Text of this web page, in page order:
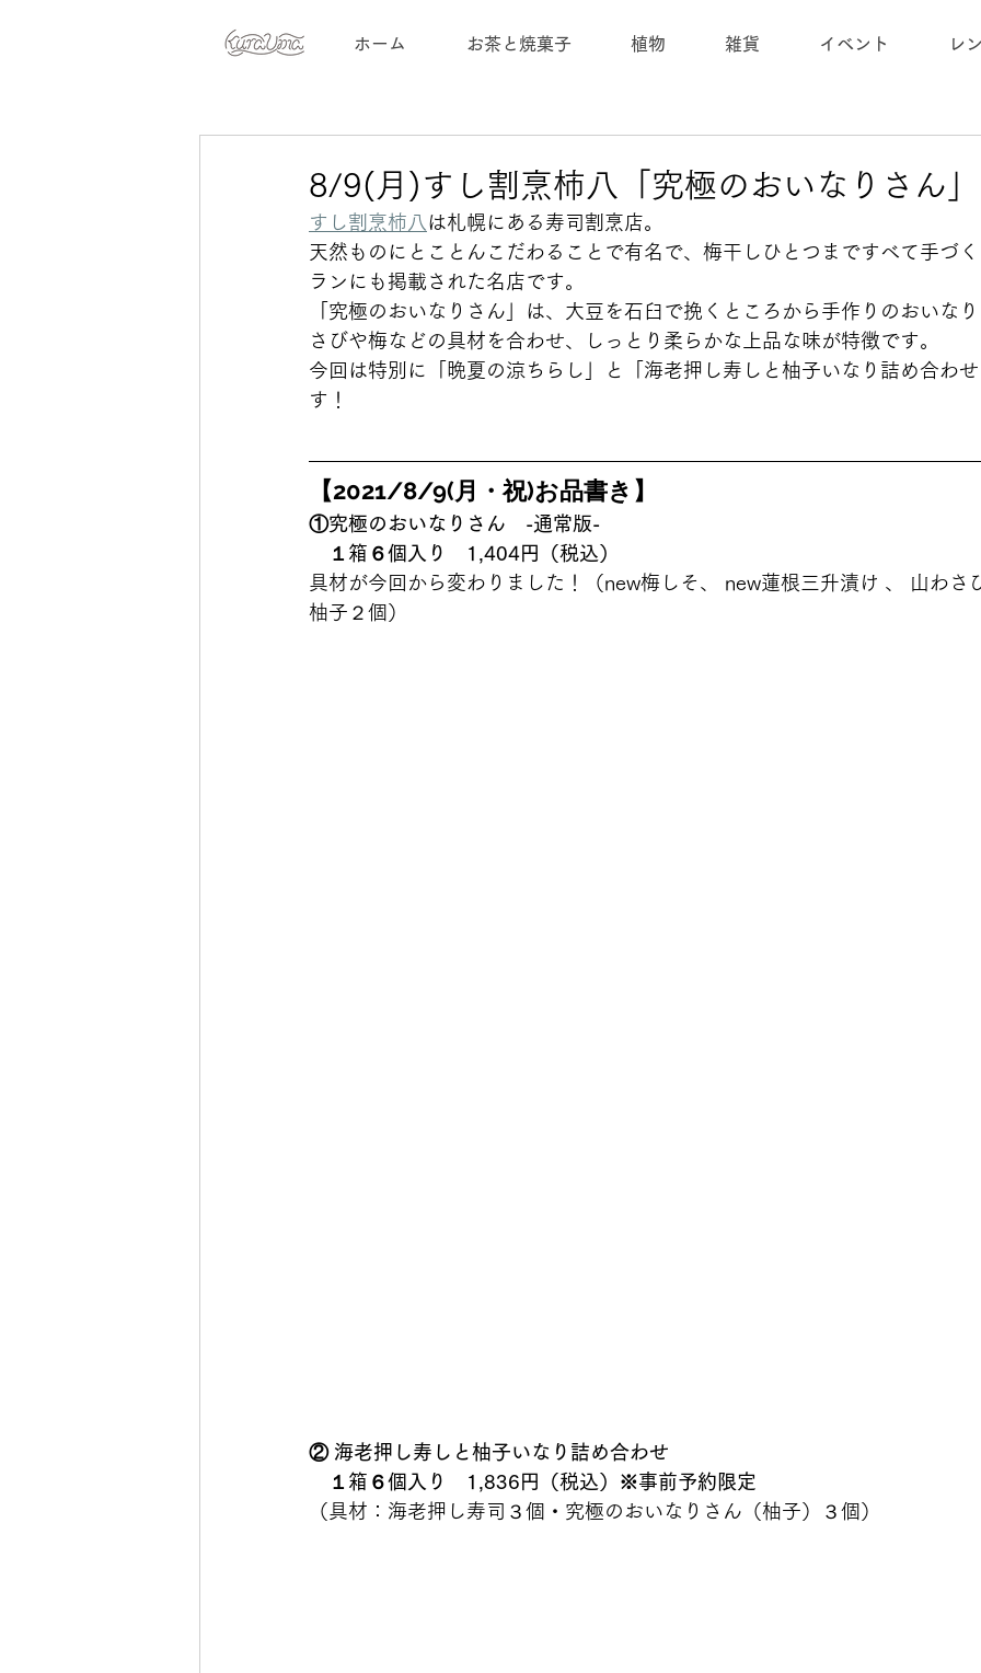
ホーム お茶と焼菓子 植物 雑貨 イベント レ
8/9(月)すし割烹柿八「究極のおいなりさん
すし割烹柿八 は札幌にある寿司割烹店。
天然ものにとことんこだわることで有名で、梅干しひとつまですべて手づ
ランにも掲載された名店です。
「究極のおいなりさん」は、大豆を石臼で挽くところから手作りのおいな
さびや梅などの具材を合わせ、しっとり柔らかな上品な味が特徴です。
今回は特別に「晩夏の涼ちらし」と「海老押し寿しと柚子いなり詰め合わ
す！
【2021/8/9(月・祝)お品書き】
①究極のおいなりさん　-通常版-
１箱６個入り　1,404円（税込）
具材が今回から変わりました！（new梅しそ、 new蓮根三升漬け 、 山わさ
柚子２個）
② 海老押し寿しと柚子いなり詰め合わせ
１箱６個入り　1,836円（税込）※事前予約限定
（具材：海老押し寿司３個・究極のおいなりさん（柚子）３個）